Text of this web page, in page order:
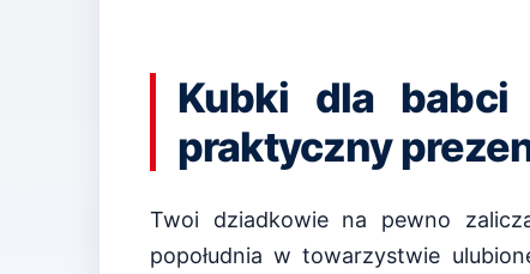
Kubki dla babci
praktyczny
Twoi dziadkowie na pewno
popołudnia w towarzystwie